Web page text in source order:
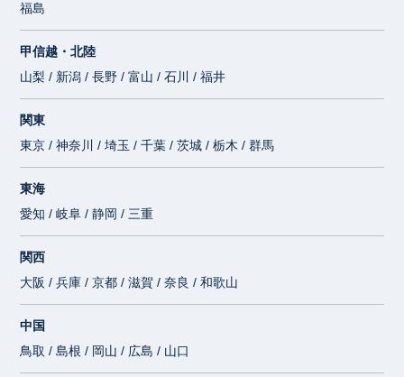
福島
甲信越・北陸
山梨 / 新潟 / 長野 / 富山 / 石川 / 福井
関東
東京 / 神奈川 / 埼玉 / 千葉 / 茨城 / 栃木 / 群馬
東海
愛知 / 岐阜 / 静岡 / 三重
関西
大阪 / 兵庫 / 京都 / 滋賀 / 奈良 / 和歌山
中国
鳥取 / 島根 / 岡山 / 広島 / 山口